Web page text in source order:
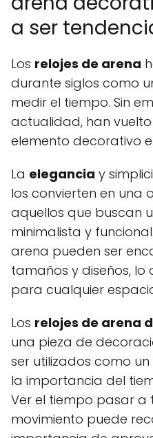
a ser
Los relojes de arena
durante siglos como
medir el tiempo. Sin
actualidad, han
elemento decorativo
La elegancia y
los convierten en
aquellos que buscan
minimalista y
arena pueden ser
tamaños y diseños, lo
para cualquier
Los relojes de arena
una pieza de
ser utilizados como
la importancia del
Ver el tiempo pasar a
movimiento puede